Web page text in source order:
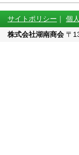
サイトポリシー ｜ 個
株式会社湖南商会 〒